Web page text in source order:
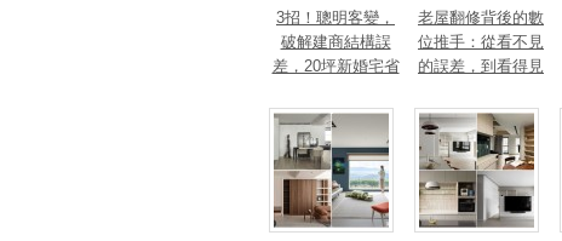
3招！聰明客變，
破解建商結構誤
差，20坪新婚宅省
錢
老屋翻修背後的數
位推手：從看不見
的誤差，到看得見